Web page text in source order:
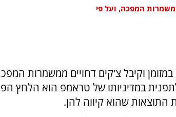
המפכה, ועל פי
וקיבל צ'קים דחויים ממשמרות
במדיניותו של טראמפ הוא הלחץ
שהוא קיווה להן.